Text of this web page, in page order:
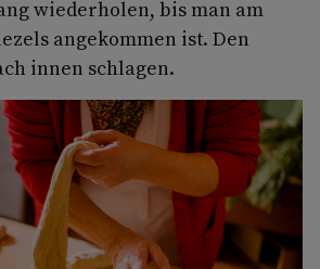
wiederholen, bis man am
angekommen ist. Den
innen schlagen.